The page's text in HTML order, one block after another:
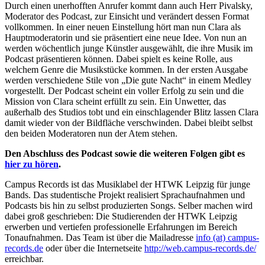
Durch einen unerhofften Anrufer kommt dann auch Herr Pivalsky,
Moderator des Podcast, zur Einsicht und verändert dessen Format
vollkommen. In einer neuen Einstellung hört man nun Clara als
Hauptmoderatorin und sie präsentiert eine neue Idee. Von nun an
werden wöchentlich junge Künstler ausgewählt, die ihre Musik im
Podcast präsentieren können. Dabei spielt es keine Rolle, aus
welchem Genre die Musikstücke kommen. In der ersten Ausgabe
werden verschiedene Stile von „Die gute Nacht“ in einem Medley
vorgestellt. Der Podcast scheint ein voller Erfolg zu sein und die
Mission von Clara scheint erfüllt zu sein. Ein Unwetter, das
außerhalb des Studios tobt und ein einschlagender Blitz lassen Clara
damit wieder von der Bildfläche verschwinden. Dabei bleibt selbst
den beiden Moderatoren nun der Atem stehen.
Den Abschluss des Podcast sowie die weiteren Folgen gibt es
hier zu hören.
Campus Records ist das Musiklabel der HTWK Leipzig für junge
Bands. Das studentische Projekt realisiert Sprachaufnahmen und
Podcasts bis hin zu selbst produzierten Songs. Selber machen wird
dabei groß geschrieben: Die Studierenden der HTWK Leipzig
erwerben und vertiefen professionelle Erfahrungen im Bereich
Tonaufnahmen. Das Team ist über die Mailadresse info (at) campus-
records.de oder über die Internetseite http://web.campus-records.de/
erreichbar.